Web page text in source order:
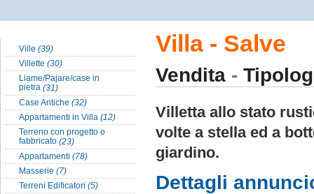
Ville (39)
Villette (30)
Liame/Pajare/case in
pietra (31)
Case Antiche (32)
Appartamenti in Villa (12)
Terreno con progetto o
fabbricato (23)
Appartamenti (78)
Masserie (7)
Terreni Edificatori (5)
Villa - Salve
Vendita -
Villetta allo stato
volte a stella ed a
giardino.
Dettagli